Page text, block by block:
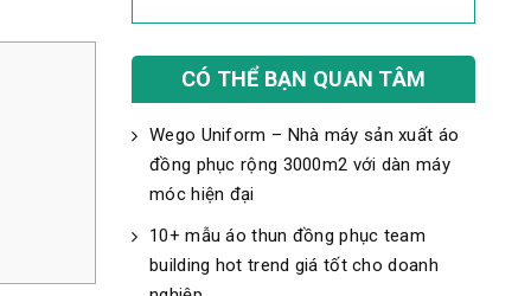
CÓ THỂ BẠN QUAN TÂM
Wego Uniform – Nhà máy sản xuất áo
đồng phục rộng 3000m2 với dàn máy
móc hiện đại
10+ mẫu áo thun đồng phục team
building hot trend giá tốt cho doanh